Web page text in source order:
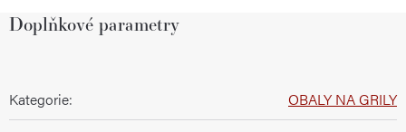
Doplňkové parametry
Kategorie: OBALY NA GRILY